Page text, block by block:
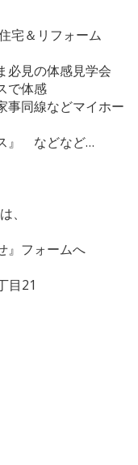
宅＆リフォーム
必見の体感見学会
で体感
事同線などマイホー
』 などなど…
、
フォームへ
目21